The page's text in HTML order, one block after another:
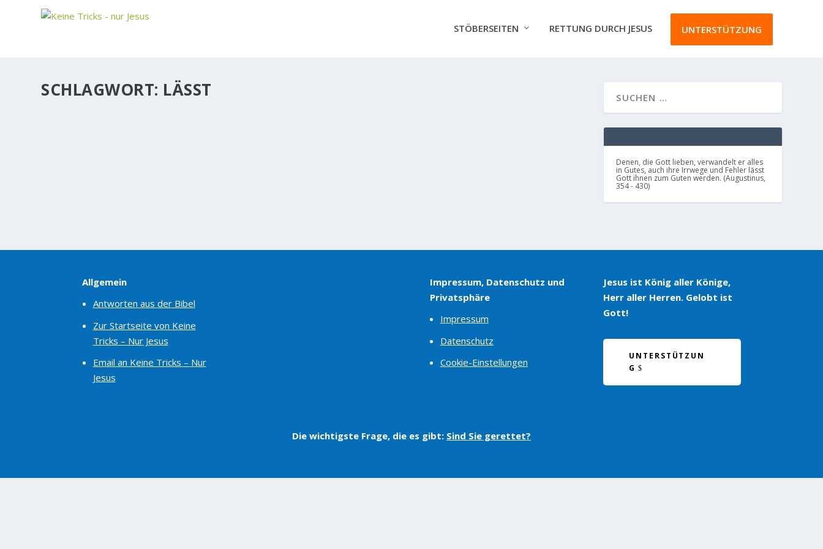
STÖBERSEITEN RETTUNG DURCH JESUS UNTERSTÜTZUNG
SCHLAGWORT: LÄSST
Denen, die Gott lieben, verwandelt er alles
in Gutes, auch ihre Irrwege und Fehler lässt
Gott ihnen zum Guten werden. (Augustinus,
354 - 430)
Allgemein
Antworten aus der Bibel
Zur Startseite von Keine
Tricks – Nur Jesus
Email an Keine Tricks – Nur
Jesus
Impressum, Datenschutz und
Privatsphäre
Impressum
Datenschutz
Cookie-Einstellungen
Jesus ist König aller Könige,
Herr aller Herren. Gelobt ist
Gott!
UNTERSTÜTZUN
G
Die wichtigste Frage, die es gibt: Sind Sie gerettet?